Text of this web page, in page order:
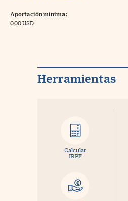
Aportación mínima:
0,00 USD
Herramientas
Calcular
IRPF